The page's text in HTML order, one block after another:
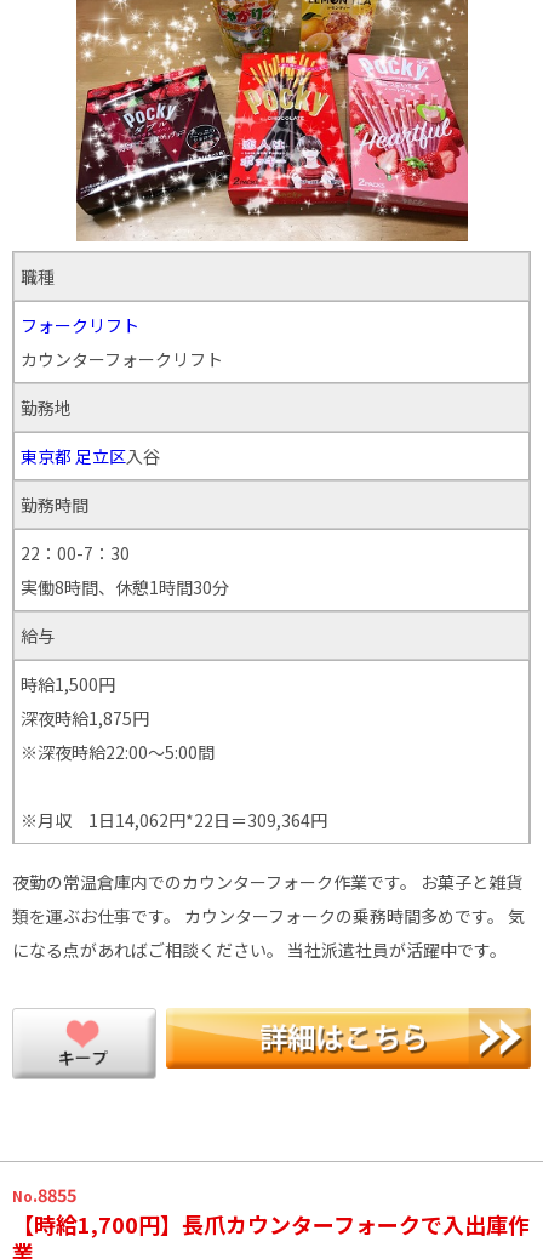
職種
フォークリフト
カウンターフォークリフト
勤務地
東京都 足立区入谷
勤務時間
22：00-7：30
実働8時間、休憩1時間30分
給与
時給1,500円
深夜時給1,875円
※深夜時給22:00〜5:00間
※月収 1日14,062円*22日＝309,364円
夜勤の常温倉庫内でのカウンターフォーク作業です。 お菓子と雑貨
類を運ぶお仕事です。 カウンターフォークの乗務時間多めです。 気
になる点があればご相談ください。 当社派遣社員が活躍中です。
No.8855
【時給1,700円】長爪カウンターフォークで入出庫作
業